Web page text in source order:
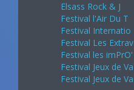
Elsass Rock & J
Festival l'Air Du T
Festival Internatio
Festival Les Extrav
Festival les imPrO'
Festival Jeux de Va
Festival Jeux de Va